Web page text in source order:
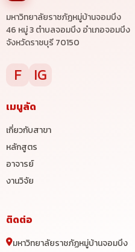
มหาวิทยาลัยราชภัฏหมู่บ้านจอมบึง
46 หมู่ 3 ตำบลจอมบึง อำเภอจอมบึง
จังหวัดราชบุรี 70150
F IG
เมนูลัด
เกี่ยวกับสาขา
หลักสูตร
อาจารย์
งานวิจัย
ติดต่อ
มหาวิทยาลัยราชภัฏหมู่บ้านจอมบึง